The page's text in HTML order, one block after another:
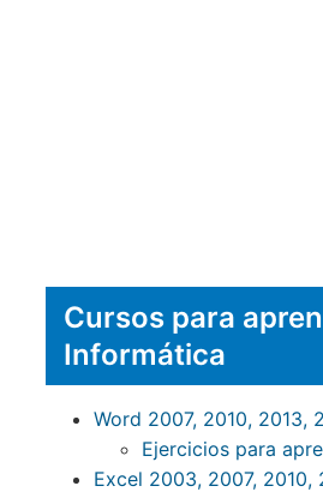
Cursos para
Informática
Word 2007, 2010, 2013,
Ejercicios para
Excel 2003, 2007, 2010,